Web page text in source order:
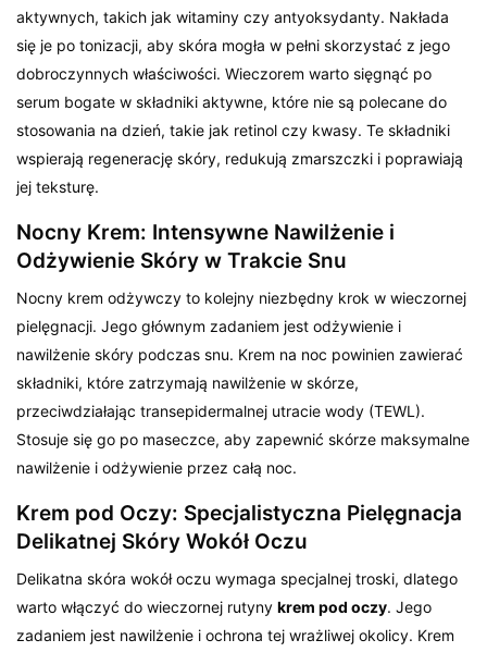
aktywnych, takich jak witaminy czy antyoksydanty. Nakłada
się je po tonizacji, aby skóra mogła w pełni skorzystać z jego
dobroczynnych właściwości. Wieczorem warto sięgnąć po
serum bogate w składniki aktywne, które nie są polecane do
stosowania na dzień, takie jak retinol czy kwasy. Te składniki
wspierają regenerację skóry, redukują zmarszczki i poprawiają
jej teksturę.
Nocny Krem: Intensywne Nawilżenie i
Odżywienie Skóry w Trakcie Snu
Nocny krem odżywczy to kolejny niezbędny krok w wieczornej
pielęgnacji. Jego głównym zadaniem jest odżywienie i
nawilżenie skóry podczas snu. Krem na noc powinien zawierać
składniki, które zatrzymają nawilżenie w skórze,
przeciwdziałając transepidermalnej utracie wody (TEWL).
Stosuje się go po maseczce, aby zapewnić skórze maksymalne
nawilżenie i odżywienie przez całą noc.
Krem pod Oczy: Specjalistyczna Pielęgnacja
Delikatnej Skóry Wokół Oczu
Delikatna skóra wokół oczu wymaga specjalnej troski, dlatego
warto włączyć do wieczornej rutynykrem pod oczy. Jego
zadaniem jest nawilżenie i ochrona tej wrażliwej okolicy. Krem